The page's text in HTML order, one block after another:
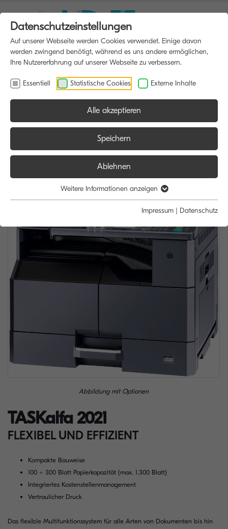
Abbildung mit Optionen
TASKalfa 2021
FLEXIBEL UND EFFIZIENT
Kompakte Bauweise
100 + 300 Blatt Papierkapazität (max. 1.300 Blatt)
Integriertes Kostenstellenmanagement
Vertraulicher Druck
Das flexible Multifunktionssystem für alle Arten von Dokumenten bis hin
Datenschutzeinstellungen
Auf unserer Webseite werden Cookies verwendet. Einige davon
werden zwingend benötigt, während es uns andere ermöglichen,
Ihre Nutzererfahrung auf unserer Webseite zu verbessern.
Essentiell Statistische Cookies Externe Inhalte
Alle akzeptieren
Speichern
Ablehnen
Weitere Informationen anzeigen
Impressum | Datenschutz